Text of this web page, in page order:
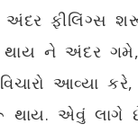
અંદર ફીલિંગ્સ
થાય ને અંદર ગમે,
આવ્યા
થાય. એવું લાગે